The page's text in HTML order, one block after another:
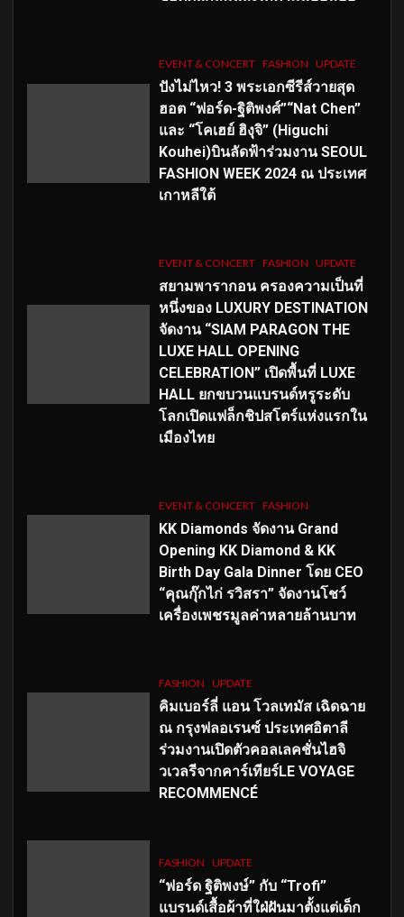
EVENT & CONCERT FASHION UPDATE
ปังไม่ไหว! 3 พระเอกซีรีส์วายสุด
ฮอต “ฟอร์ด-ฐิติพงศ์”“Nat Chen”
และ “โคเฮย์ ฮิงุจิ” (Higuchi
Kouhei)บินลัดฟ้าร่วมงาน SEOUL
FASHION WEEK 2024 ณ ประเทศ
เกาหลีใต้
EVENT & CONCERT FASHION UPDATE
สยามพารากอน ครองความเป็นที่
หนึ่งของ LUXURY DESTINATION
จัดงาน “SIAM PARAGON THE
LUXE HALL OPENING
CELEBRATION” เปิดพื้นที่ LUXE
HALL ยกขบวนแบรนด์หรูระดับ
โลกเปิดแฟล็กชิปสโตร์แห่งแรกใน
เมืองไทย
EVENT & CONCERT FASHION
KK Diamonds จัดงาน Grand
Opening KK Diamond & KK
Birth Day Gala Dinner โดย CEO
“คุณกุ๊กไก่ รวิสรา” จัดงานโชว์
เครื่องเพชรมูลค่าหลายล้านบาท
FASHION UPDATE
คิมเบอร์ลี่ แอน โวลเทมัส เฉิดฉาย
ณ กรุงฟลอเรนซ์ ประเทศอิตาลี
ร่วมงานเปิดตัวคอลเลคชั่นไฮจิ
วเวลรีจากคาร์เทียร์LE VOYAGE
RECOMMENCÉ
FASHION UPDATE
“ฟอร์ด ฐิติพงษ์” กับ “Trofi”
แบรนด์เสื้อผ้าที่ใฝ่ฝันมาตั้งแต่เด็ก